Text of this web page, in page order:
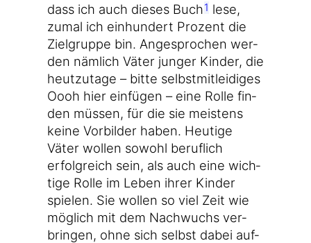
dass ich auch die­ses Buch1 lese,
zumal ich ein­hun­dert Pro­zent die
Ziel­grup­pe bin. Ange­spro­chen wer­
den näm­lich Väter jun­ger Kin­der, die
heut­zu­ta­ge – bit­te selbst­mit­lei­di­ges
Oooh hier ein­fü­gen – eine Rol­le fin­
den müs­sen, für die sie meis­tens
kei­ne Vor­bil­der haben. Heu­ti­ge
Väter wol­len sowohl beruf­lich
erfolg­reich sein, als auch eine wich­
ti­ge Rol­le im Leben ihrer Kin­der
spie­len. Sie wol­len so viel Zeit wie
mög­lich mit dem Nach­wuchs ver­
brin­gen, ohne sich selbst dabei auf­